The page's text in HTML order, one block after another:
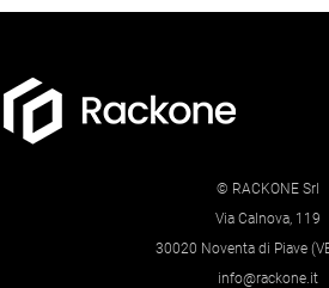
© RACKONE Srl
Via Calnova, 119
30020 Noventa di Piave
info@rackone.it